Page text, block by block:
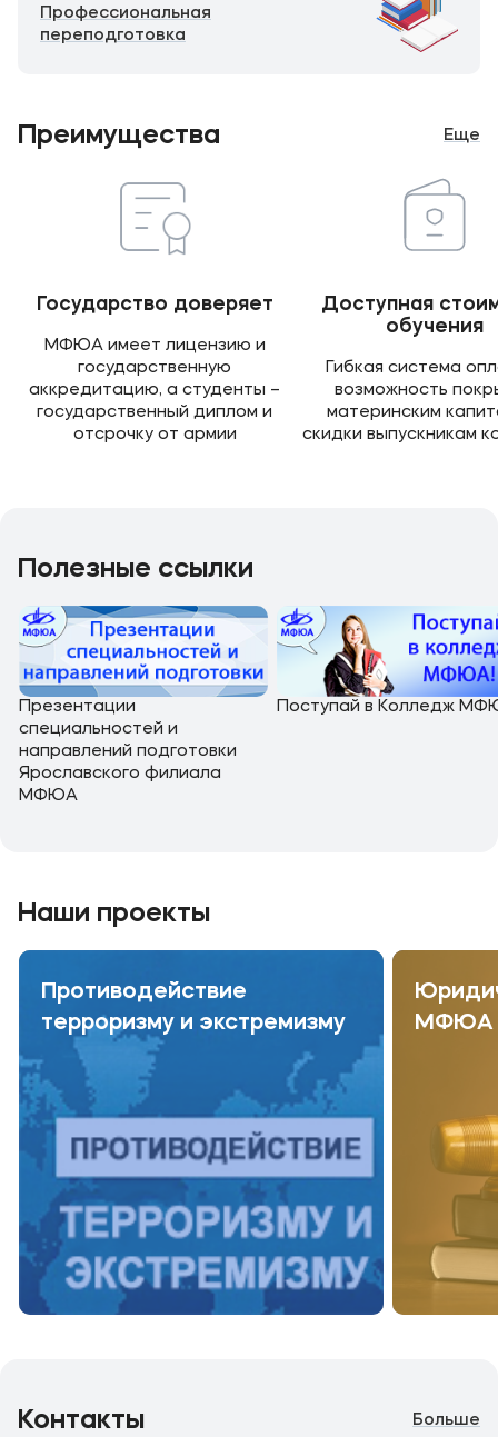
Профессиональная
переподготовка
Преимущества Еще
Государство доверяет
МФЮА имеет лицензию и
государственную
аккредитацию, а студенты –
государственный диплом и
отсрочку от армии
Доступная
обучения
Гибкая система
возможность
материнским
скидки выпускникам
Полезные ссылки
Презентации
специальностей и
направлений подготовки
Ярославского филиала
МФЮА
Поступай в Колледж
Наши проекты
Противодействие
терроризму и экстремизму
МФЮА
Контакты Больше